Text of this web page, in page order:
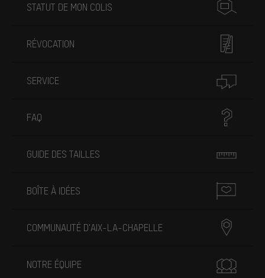
STATUT DE MON COLIS
RÉVOCATION
SERVICE
FAQ
GUIDE DES TAILLES
BOÎTE À IDÉES
COMMUNAUTÉ D'AIX-LA-CHAPELLE
NOTRE ÉQUIPE